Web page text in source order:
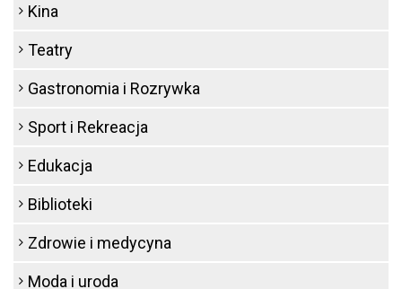
Kina
Teatry
Gastronomia i Rozrywka
Sport i Rekreacja
Edukacja
Biblioteki
Zdrowie i medycyna
Moda i uroda